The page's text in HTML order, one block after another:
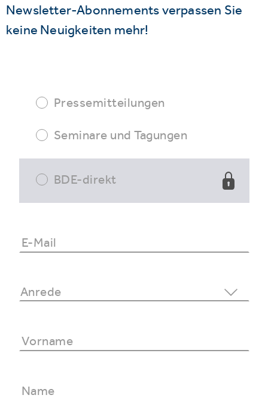
Newsletter-Abonnements verpassen Sie
keine Neuigkeiten mehr!
Pressemitteilungen
Seminare und Tagungen
BDE-direkt